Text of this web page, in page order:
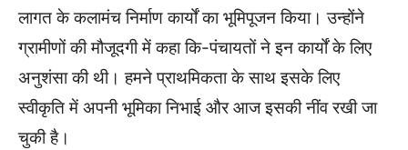
लागत के कलामंच निर्माण कार्यों का भूमिपूजन किया। उन्होंने
ग्रामीणों की मौजूदगी में कहा कि-पंचायतों ने इन कार्यों के लिए
अनुशंसा की थी। हमने प्राथमिकता के साथ इसके लिए
स्वीकृति में अपनी भूमिका निभाई और आज इसकी नींव रखी जा
चुकी है।